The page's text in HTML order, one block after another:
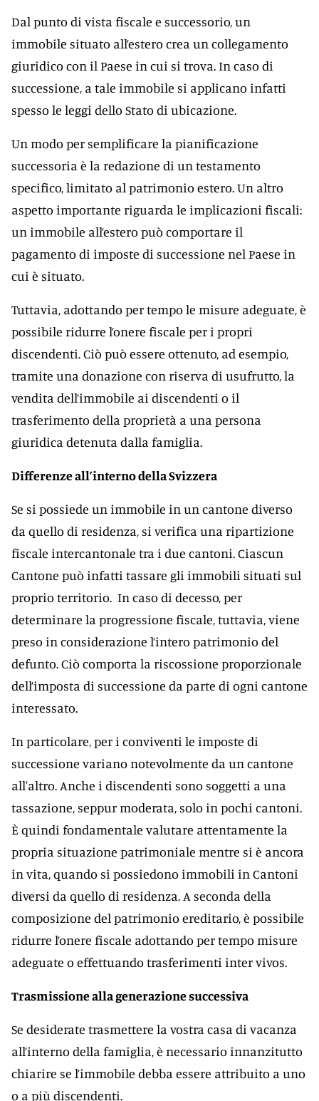
Dal punto di vista fiscale e successorio, un
immobile situato all’estero crea un collegamento
giuridico con il Paese in cui si trova. In caso di
successione, a tale immobile si applicano infatti
spesso le leggi dello Stato di ubicazione.
Un modo per semplificare la pianificazione
successoria è la redazione di un testamento
specifico, limitato al patrimonio estero. Un altro
aspetto importante riguarda le implicazioni fiscali:
un immobile all’estero può comportare il
pagamento di imposte di successione nel Paese in
cui è situato.
Tuttavia, adottando per tempo le misure adeguate, è
possibile ridurre l’onere fiscale per i propri
discendenti. Ciò può essere ottenuto, ad esempio,
tramite una donazione con riserva di usufrutto, la
vendita dell’immobile ai discendenti o il
trasferimento della proprietà a una persona
giuridica detenuta dalla famiglia.
Differenze all’interno della Svizzera
Se si possiede un immobile in un cantone diverso
da quello di residenza, si verifica una ripartizione
fiscale intercantonale tra i due cantoni. Ciascun
Cantone può infatti tassare gli immobili situati sul
proprio territorio. In caso di decesso, per
determinare la progressione fiscale, tuttavia, viene
preso in considerazione l’intero patrimonio del
defunto. Ciò comporta la riscossione proporzionale
dell’imposta di successione da parte di ogni cantone
interessato.
In particolare, per i conviventi le imposte di
successione variano notevolmente da un cantone
all'altro. Anche i discendenti sono soggetti a una
tassazione, seppur moderata, solo in pochi cantoni.
È quindi fondamentale valutare attentamente la
propria situazione patrimoniale mentre si è ancora
in vita, quando si possiedono immobili in Cantoni
diversi da quello di residenza. A seconda della
composizione del patrimonio ereditario, è possibile
ridurre l’onere fiscale adottando per tempo misure
adeguate o effettuando trasferimenti inter vivos.
Trasmissione alla generazione successiva
Se desiderate trasmettere la vostra casa di vacanza
all’interno della famiglia, è necessario innanzitutto
chiarire se l’immobile debba essere attribuito a uno
o a più discendenti.